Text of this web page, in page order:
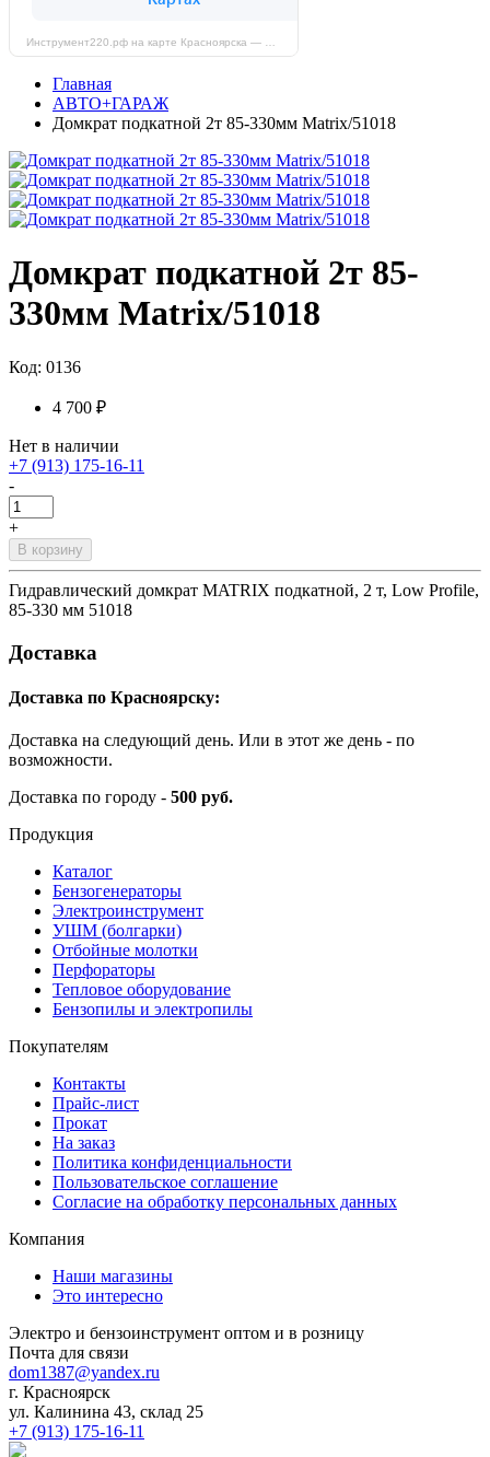
Главная
АВТО+ГАРАЖ
Домкрат подкатной 2т 85-330мм Matrix/51018
Домкрат подкатной 2т 85-
330мм Matrix/51018
Код: 0136
4 700 ₽
Нет в наличии
+7 (913) 175-16-11
-
+
В корзину
Гидравлический домкрат MATRIX подкатной, 2 т, Low Profile,
85-330 мм 51018
Доставка
Доставка по Красноярску:
Доставка на следующий день. Или в этот же день - по
возможности.
Доставка по городу - 500 руб.
Продукция
Каталог
Бензогенераторы
Электроинструмент
УШМ (болгарки)
Отбойные молотки
Перфораторы
Тепловое оборудование
Бензопилы и электропилы
Покупателям
Контакты
Прайс-лист
Прокат
На заказ
Политика конфиденциальности
Пользовательское соглашение
Согласие на обработку персональных данных
Компания
Наши магазины
Это интересно
Электро и бензоинструмент оптом и в розницу
Почта для связи
dom1387@yandex.ru
г. Красноярск
ул. Калинина 43, склад 25
+7 (913) 175-16-11